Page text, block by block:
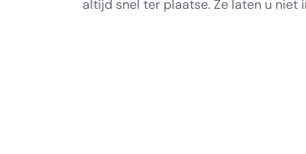
altijd snel ter plaatse. Ze laten u niet